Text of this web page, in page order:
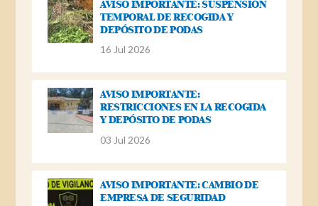
AVISO IMPORTANTE: SUSPENSIÓN
TEMPORAL DE RECOGIDA Y
DEPÓSITO DE PODAS
16 Jul 2026
AVISO IMPORTANTE:
RESTRICCIONES EN LA RECOGIDA
Y DEPÓSITO DE PODAS
03 Jul 2026
AVISO IMPORTANTE: CAMBIO DE
EMPRESA DE SEGURIDAD